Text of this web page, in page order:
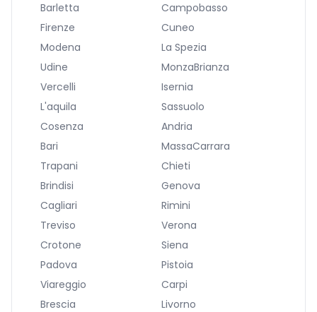
Barletta
Campobasso
Firenze
Cuneo
Modena
La Spezia
Udine
MonzaBrianza
Vercelli
Isernia
L'aquila
Sassuolo
Cosenza
Andria
Bari
MassaCarrara
Trapani
Chieti
Brindisi
Genova
Cagliari
Rimini
Treviso
Verona
Crotone
Siena
Padova
Pistoia
Viareggio
Carpi
Brescia
Livorno